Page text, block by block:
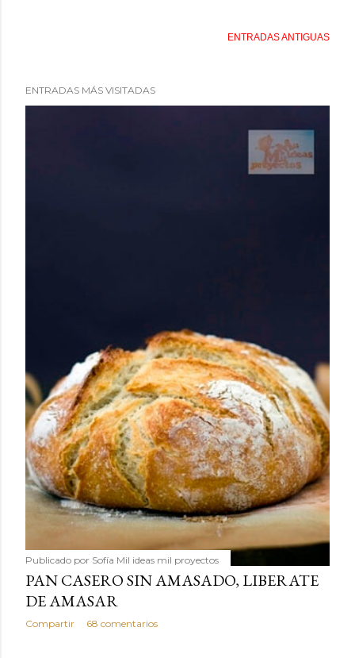
ENTRADAS ANTIGUAS
ENTRADAS MÁS VISITADAS
Publicado por Sofía Mil ideas mil proyectos
PAN CASERO SIN AMASADO, LIBERATE
DE AMASAR
Compartir 68 comentarios